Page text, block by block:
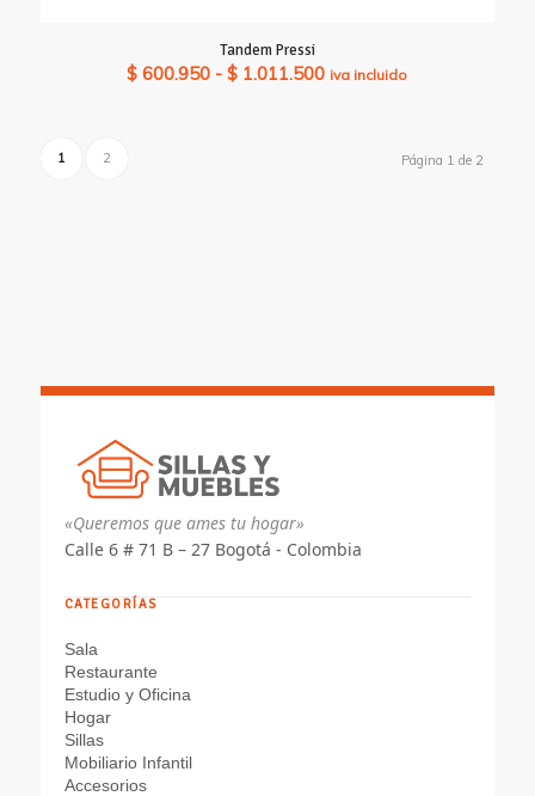
Tandem Pressi
$ 600.950 - $ 1.011.500Rango
iva incluido
Página 1 de 2
1 2
«Queremos que ames tu hogar»
Calle 6 # 71 B – 27 Bogotá - Colombia
CATEGORÍAS
Sala
Restaurante
Estudio y Oficina
Hogar
Sillas
Mobiliario Infantil
Accesorios